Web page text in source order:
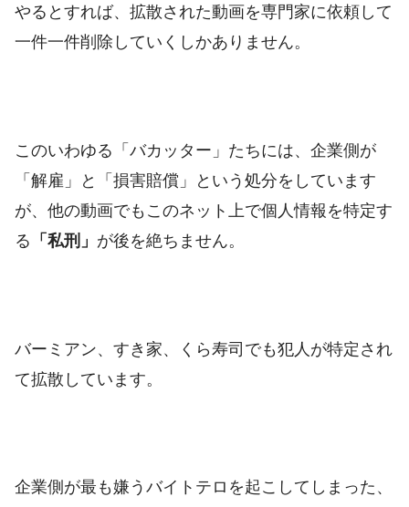
やるとすれば、拡散された動画を専門家に依頼して
一件一件削除していくしかありません。
このいわゆる「バカッター」たちには、企業側が
「解雇」と「損害賠償」という処分をしています
が、他の動画でもこのネット上で個人情報を特定す
る 「私刑」 が後を絶ちません。
バーミアン、すき家、くら寿司でも犯人が特定され
て拡散しています。
企業側が最も嫌うバイトテロを起こしてしまった、